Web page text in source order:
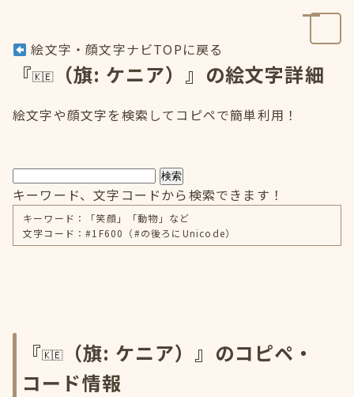
絵文字・顔文字ナビTOPに戻る
『 （旗: ケニア）』の絵文字詳細
絵文字や顔文字を検索してコピペで簡単利用！
検索
キーワード、文字コードから検索できます！
キーワード：「笑顔」「動物」など
文字コード：#1F600（#の後ろにUnicode）
『
（旗: ケニア）』のコピペ・
コード情報